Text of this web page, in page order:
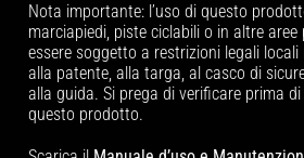
Nota importante: l’uso di questo
marciapiedi, piste ciclabili o in altre
essere soggetto a restrizioni legali locali
alla patente, alla targa, al casco di
alla guida. Si prega di verificare prima
questo prodotto.